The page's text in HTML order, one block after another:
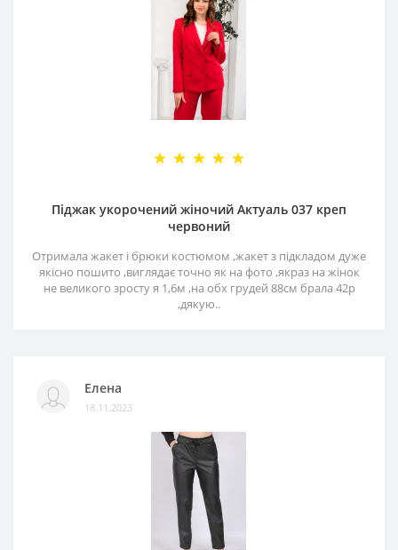
Піджак укорочений жіночий Актуаль 037 креп
червоний
Отримала жакет і брюки костюмом ,жакет з підкладом дуже
якісно пошито ,виглядає точно як на фото ,якраз на жінок
не великого зросту я 1,6м ,на обх грудей 88см брала 42р
,дякую..
Елена
18.11.2023